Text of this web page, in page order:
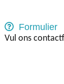
Formulier
Vul ons